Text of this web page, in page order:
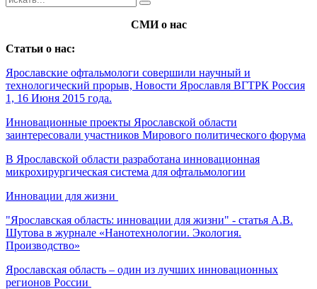
СМИ о нас
Статьи о нас:
Ярославские офтальмологи совершили научный и
технологический прорыв, Новости Ярославля ВГТРК Россия
1, 16 Июня 2015 года.
Инновационные проекты Ярославской области
заинтересовали участников Мирового политического форума
В Ярославской области разработана инновационная
микрохирургическая система для офтальмологии
Инновации для жизни
"Ярославская область: инновации для жизни" - статья А.В.
Шутова в журнале «Нанотехнологии. Экология.
Производство»
Ярославская область – один из лучших инновационных
регионов России